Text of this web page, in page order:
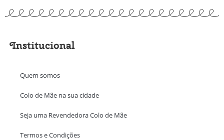
Institucional
Quem somos
Colo de Mãe na sua cidade
Seja uma Revendedora Colo de Mãe
Termos e Condições